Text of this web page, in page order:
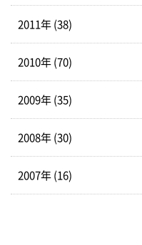
2011年 (38)
2010年 (70)
2009年 (35)
2008年 (30)
2007年 (16)